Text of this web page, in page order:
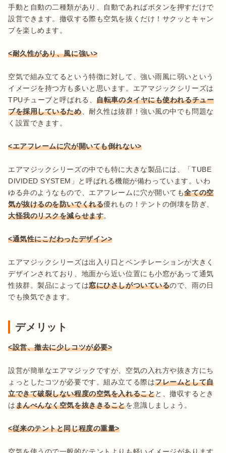
手動と自動の二種類があり、自動であればボタンを押すだけで
設営できます。撤収する際も空気を抜くだけ！サクッとキャン
プを楽しめます。
<耐久性があり、風に強い>
空気で組み立てるという特徴に対して、強い雨風に弱いという
イメージを持つ方も多いと思います。エアマジックシリーズは
TPUチューブと呼ばれる、自転車のタイヤにも使われるチュー
ブを採用しているため、耐久性は抜群！強い風の中でも問題な
く設置できます。
<エアフレームに穴が開いても倒れない>
エアマジックシリーズの中でも特に大きな製品には、「TUBE
DIVIDED SYSTEM」と呼ばれる機能が備わっています。いわ
ゆる弁のようなもので、エアフレームに穴が開いても全ての空
気が抜けるのを防いでくれる優れもの！テントの倒壊を防ぎ、
大怪我のリスクを減らせます。
<通気性にこだわったデザイン>
エアマジックシリーズは出入り口とベンチレーションが大きく
デザインされており、地面から近い位置にも小窓があって通気
性抜群。製品によっては窓にひさしがついているので、雨の日
でも換気できます。
デメリット
<設営、撤去に少しコツが必要>
設営が簡単なエアマジックですが、空気の入れ方や抜き方にち
ょっとしたコツが必要です。組み立てる際はフレームとして自
立できて破裂しない程度の空気を入れることと、撤収するとき
はまんべんなく空気を抜ききることを意識しましょう。
<従来のテントと同じ程度の重量>